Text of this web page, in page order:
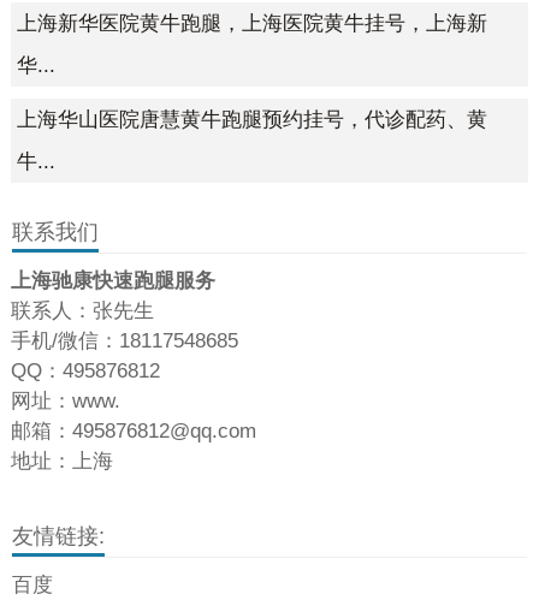
上海新华医院黄牛跑腿，上海医院黄牛挂号，上海新
华...
上海华山医院唐慧黄牛跑腿预约挂号，代诊配药、黄
牛...
联系我们
上海驰康快速跑腿服务
联系人：张先生
手机/微信：18117548685
QQ：495876812
网址：www.
邮箱：495876812@qq.com
地址：上海
友情链接:
百度